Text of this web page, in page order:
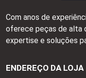
Com anos de
oferece peças de alta
expertise e soluções
ENDEREÇO DA LOJA